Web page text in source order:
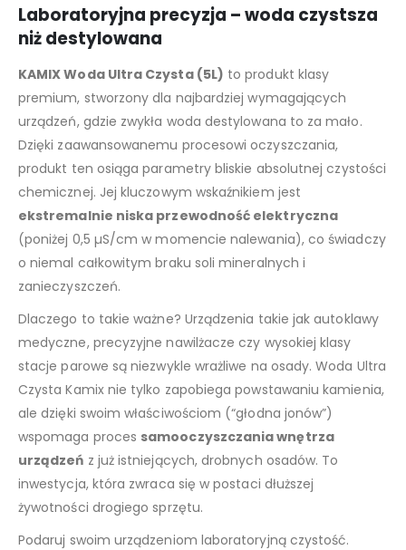
Laboratoryjna precyzja – woda czystsza
niż destylowana
KAMIX Woda Ultra Czysta (5L) to produkt klasy
premium, stworzony dla najbardziej wymagających
urządzeń, gdzie zwykła woda destylowana to za mało.
Dzięki zaawansowanemu procesowi oczyszczania,
produkt ten osiąga parametry bliskie absolutnej czystości
chemicznej. Jej kluczowym wskaźnikiem jest
ekstremalnie niska przewodność elektryczna
(poniżej 0,5 µS/cm w momencie nalewania), co świadczy
o niemal całkowitym braku soli mineralnych i
zanieczyszczeń.
Dlaczego to takie ważne? Urządzenia takie jak autoklawy
medyczne, precyzyjne nawilżacze czy wysokiej klasy
stacje parowe są niezwykle wrażliwe na osady. Woda Ultra
Czysta Kamix nie tylko zapobiega powstawaniu kamienia,
ale dzięki swoim właściwościom (“głodna jonów”)
wspomaga proces samooczyszczania wnętrza
urządzeń z już istniejących, drobnych osadów. To
inwestycja, która zwraca się w postaci dłuższej
żywotności drogiego sprzętu.
Podaruj swoim urządzeniom laboratoryjną czystość.